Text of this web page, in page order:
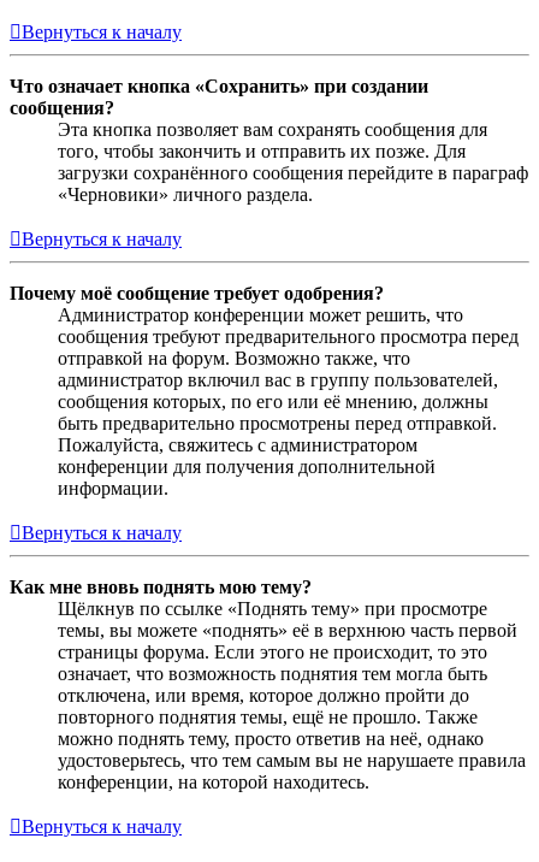
Вернуться к началу
Что означает кнопка «Сохранить» при создании
сообщения?
Эта кнопка позволяет вам сохранять сообщения для
того, чтобы закончить и отправить их позже. Для
загрузки сохранённого сообщения перейдите в параграф
«Черновики» личного раздела.
Вернуться к началу
Почему моё сообщение требует одобрения?
Администратор конференции может решить, что
сообщения требуют предварительного просмотра перед
отправкой на форум. Возможно также, что
администратор включил вас в группу пользователей,
сообщения которых, по его или её мнению, должны
быть предварительно просмотрены перед отправкой.
Пожалуйста, свяжитесь с администратором
конференции для получения дополнительной
информации.
Вернуться к началу
Как мне вновь поднять мою тему?
Щёлкнув по ссылке «Поднять тему» при просмотре
темы, вы можете «поднять» её в верхнюю часть первой
страницы форума. Если этого не происходит, то это
означает, что возможность поднятия тем могла быть
отключена, или время, которое должно пройти до
повторного поднятия темы, ещё не прошло. Также
можно поднять тему, просто ответив на неё, однако
удостоверьтесь, что тем самым вы не нарушаете правила
конференции, на которой находитесь.
Вернуться к началу